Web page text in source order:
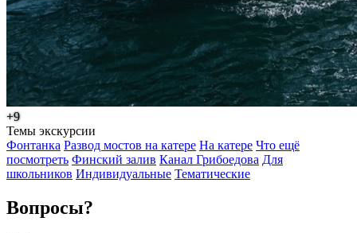
+9
Темы экскурсии
Фонтанка Развод мостов на катере На катере Что ещё
посмотреть Финский залив Канал Грибоедова Для
школьников Индивидуальные Тематические
Вопросы?